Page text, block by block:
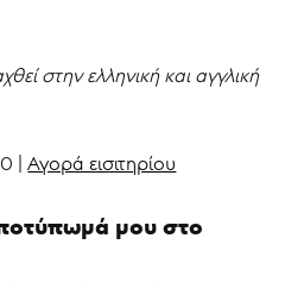
στην ελληνική και αγγλική
|Αγορά εισιτηρίου
μου στο